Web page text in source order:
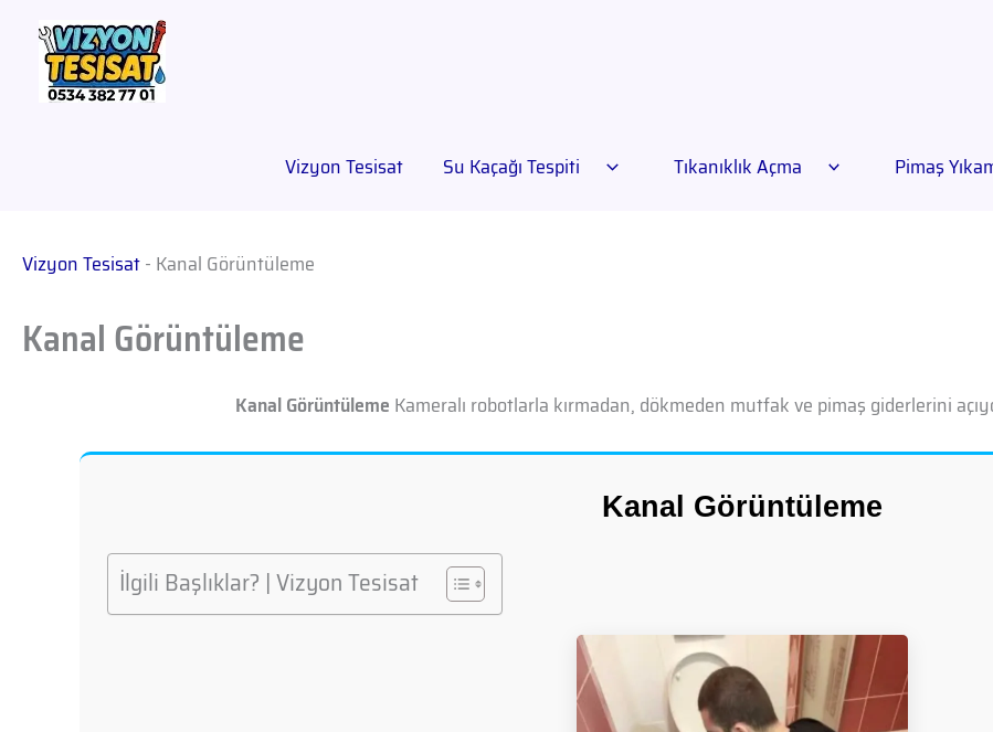
Vizyon Tesisat Su Kaçağı Tespiti Tıkanıklık Açma Pimaş
Vizyon Tesisat- Kanal Görüntüleme
Kanal Görüntüleme
Kanal Görüntüleme Kameralı robotlarla kırmadan, dökmeden mutfak ve pimaş giderlerini
Kanal Görüntüleme
İlgili Başlıklar? | Vizyon Tesisat